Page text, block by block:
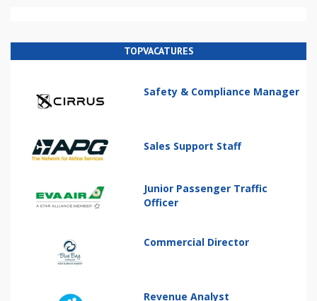
TOPVACATURES
Safety & Compliance Manager
Sales Support Staff
Junior Passenger Traffic
Officer
Commercial Director
Revenue Analyst